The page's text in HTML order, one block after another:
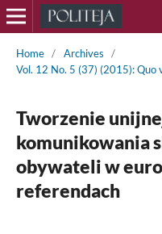
Home / Archives
/
Vol. 12 No. 5 (37) (2015): Quo
Tworzenie
komunikowania
obywateli w
referendach